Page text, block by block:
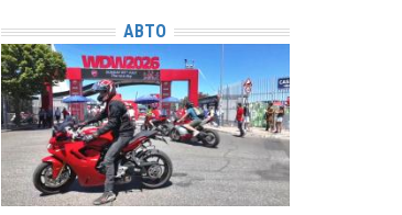
АВТО